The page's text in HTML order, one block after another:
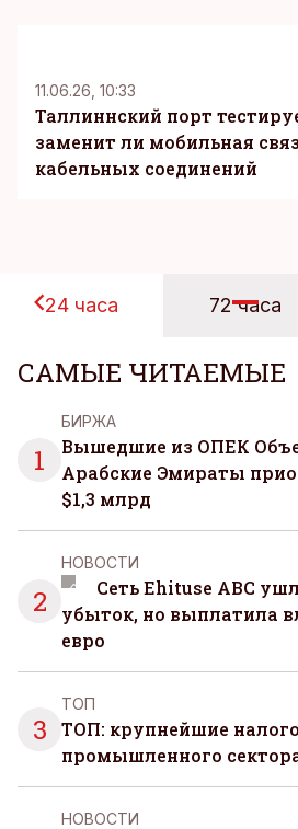
11.06.26, 10:33
Таллиннский порт
заменит ли мобильная
кабельных соединений
24 часа 72 часа
САМЫЕ ЧИТАЕМЫЕ
1
БИРЖА
Вышедшие из ОПЕК
Арабские Эмираты
$1,3 млрд
2
НОВОСТИ
Сеть Ehituse ABC
убыток, но выплатила
евро
3
ТОП
ТОП: крупнейшие
промышленного
НОВОСТИ